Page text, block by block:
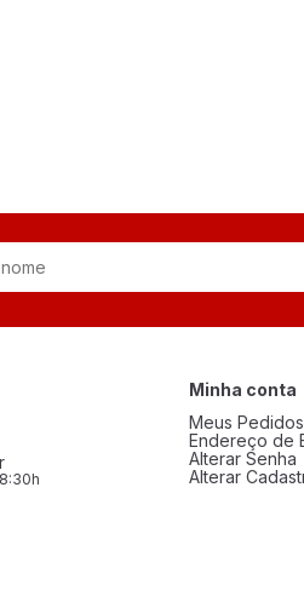
Minha conta
Meus Pedidos
Endereço de
Alterar Senha
Alterar